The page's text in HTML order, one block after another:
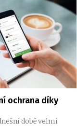
ochrana díky
době velmi